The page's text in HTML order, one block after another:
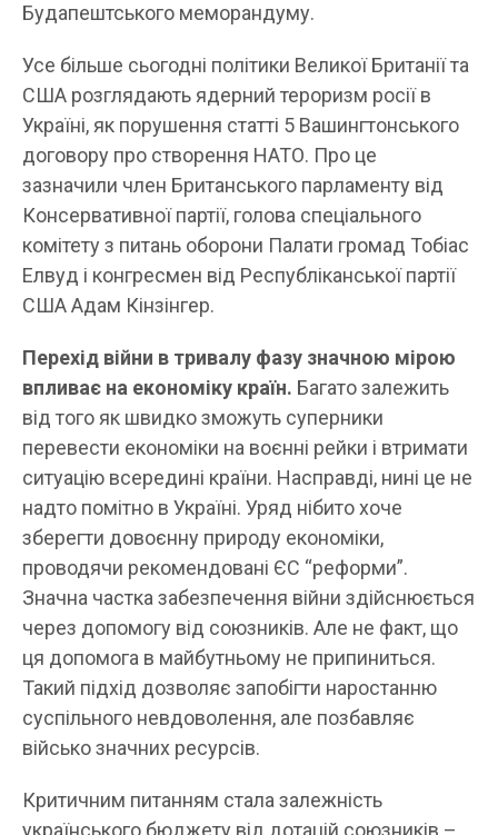
Будапештського меморандуму.
Усе більше сьогодні політики Великої Британії та
США розглядають ядерний тероризм росії в
Україні, як порушення статті 5 Вашингтонського
договору про створення НАТО. Про це
зазначили член Британського парламенту від
Консервативної партії, голова спеціального
комітету з питань оборони Палати громад Тобіас
Елвуд і конгресмен від Республіканської партії
США Адам Кінзінгер.
Перехід війни в тривалу фазу значною мірою
впливає на економіку країн. Багато залежить
від того як швидко зможуть суперники
перевести економіки на воєнні рейки і втримати
ситуацію всередині країни. Насправді, нині це не
надто помітно в Україні. Уряд нібито хоче
зберегти довоєнну природу економіки,
проводячи рекомендовані ЄС “реформи”.
Значна частка забезпечення війни здійснюється
через допомогу від союзників. Але не факт, що
ця допомога в майбутньому не припиниться.
Такий підхід дозволяє запобігти наростанню
суспільного невдоволення, але позбавляє
військо значних ресурсів.
Критичним питанням стала залежність
українського бюджету від дотацій союзників –